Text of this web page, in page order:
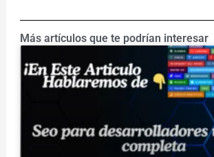
Más artículos que te podrían interesar